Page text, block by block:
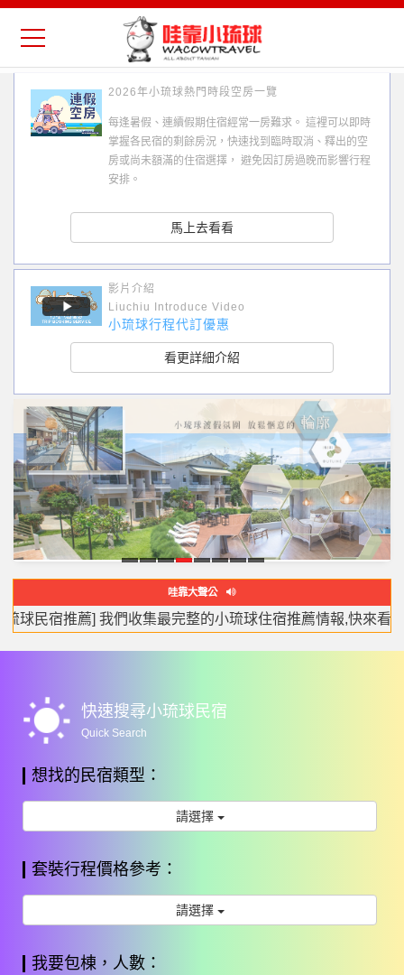
2026年小琉球熱門時段空房一覽
每逢暑假、連續假期住宿經常一房難求。 這裡可以即時
掌握各民宿的剩餘房況，快速找到臨時取消、釋出的空
房或尚未額滿的住宿選擇， 避免因訂房過晚而影響行程
安排。
馬上去看看
影片介紹
Liuchiu Introduce Video
小琉球行程代訂優惠
看更詳細介紹
居 閣
國
海
廓
莊
棧
旅
緣 戀
包
哇靠大聲公
[網友詢問度最高] 你不可以錯過的峇里島風情的VILLA,跟去
多
wb_sunny 快速搜尋小琉球民宿
Quick Search
想找的民宿類型：
請選擇
套裝行程價格參考：
請選擇
我要包棟，人數：